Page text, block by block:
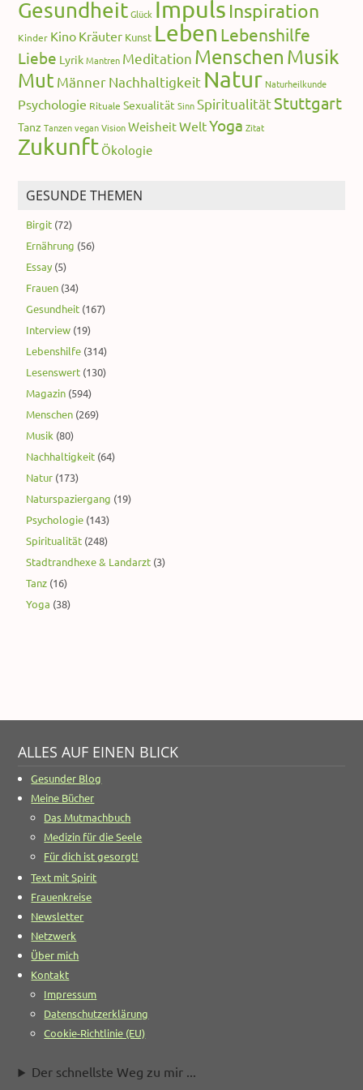
Gesundheit Glück Impuls Inspiration
Kinder Kino Kräuter Kunst Leben Lebenshilfe
Liebe Lyrik Mantren Meditation Menschen Musik
Mut MännerNachhaltigkeit Natur Naturheilkunde
Psychologie Rituale Sexualität Sinn SpiritualitätStuttgart
Tanz Tanzen vegan Vision WeisheitWeltYoga Zitat
Zukunft Ökologie
GESUNDE THEMEN
Birgit (72)
Ernährung (56)
Essay (5)
Frauen (34)
Gesundheit (167)
Interview (19)
Lebenshilfe (314)
Lesenswert (130)
Magazin (594)
Menschen (269)
Musik (80)
Nachhaltigkeit (64)
Natur (173)
Naturspaziergang (19)
Psychologie (143)
Spiritualität (248)
Stadtrandhexe & Landarzt (3)
Tanz (16)
Yoga (38)
ALLES AUF EINEN BLICK
Gesunder Blog
Meine Bücher
Das Mutmachbuch
Medizin für die Seele
Für dich ist gesorgt!
Text mit Spirit
Frauenkreise
Newsletter
Netzwerk
Über mich
Kontakt
Impressum
Datenschutzerklärung
Cookie-Richtlinie (EU)
Der schnellste Weg zu mir ...